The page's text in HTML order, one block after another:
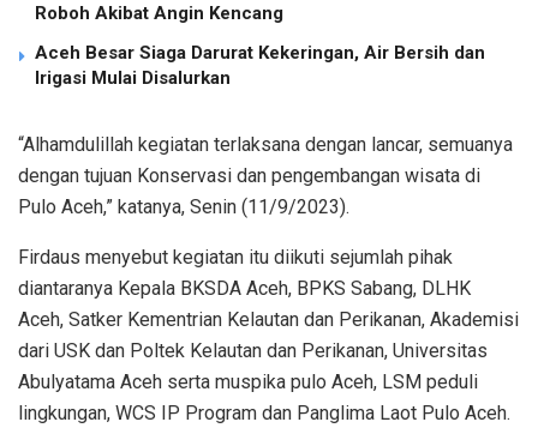
Roboh Akibat Angin Kencang
Aceh Besar Siaga Darurat Kekeringan, Air Bersih dan
Irigasi Mulai Disalurkan
“Alhamdulillah kegiatan terlaksana dengan lancar, semuanya
dengan tujuan Konservasi dan pengembangan wisata di
Pulo Aceh,” katanya, Senin (11/9/2023).
Firdaus menyebut kegiatan itu diikuti sejumlah pihak
diantaranya Kepala BKSDA Aceh, BPKS Sabang, DLHK
Aceh, Satker Kementrian Kelautan dan Perikanan, Akademisi
dari USK dan Poltek Kelautan dan Perikanan, Universitas
Abulyatama Aceh serta muspika pulo Aceh, LSM peduli
lingkungan, WCS IP Program dan Panglima Laot Pulo Aceh.